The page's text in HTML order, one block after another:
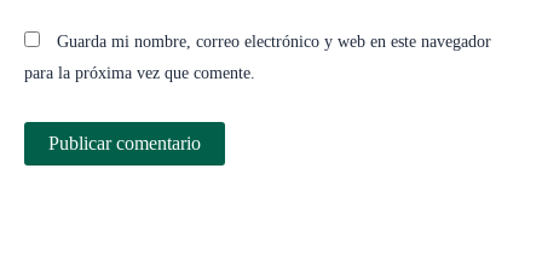
Guarda mi nombre, correo electrónico y web en este navegador
para la próxima vez que comente.